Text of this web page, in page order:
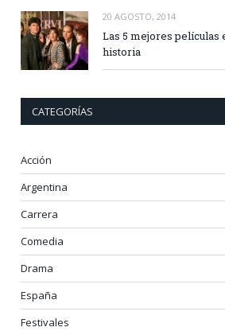
20 AGOSTO, 2014
Las 5 mejores películas
historia
CATEGORÍAS
Acción
Argentina
Carrera
Comedia
Drama
España
Festivales